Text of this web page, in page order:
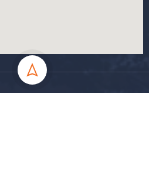
جميع الحقوق محفوظة جامعة